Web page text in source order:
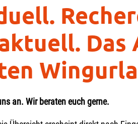
an. Wir beraten euch gerne.